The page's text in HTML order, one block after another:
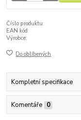
Číslo produktu:
EAN kód:
Výrobce:
Do oblíbených
Kompletní specifikace
Komentáře 0